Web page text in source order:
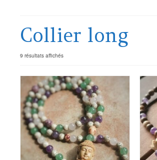
Collier long
9 résultats affichés